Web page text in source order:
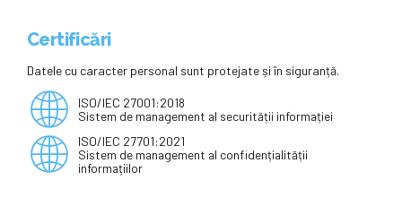
Certificări
Datele cu caracter personal sunt protejate și în siguranță.
ISO/IEC 27001:2018
Sistem de management al securității informației
ISO/IEC 27701:2021
Sistem de management al confidențialității
informațiilor